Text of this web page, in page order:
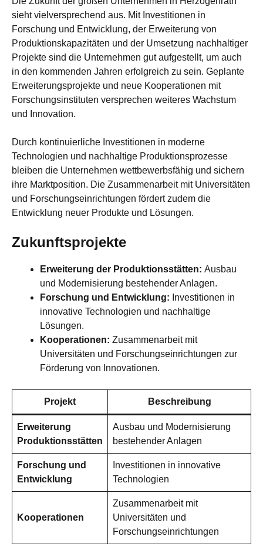
sieht vielversprechend aus. Mit Investitionen in
Forschung und Entwicklung, der Erweiterung von
Produktionskapazitäten und der Umsetzung nachhaltiger
Projekte sind die Unternehmen gut aufgestellt, um auch
in den kommenden Jahren erfolgreich zu sein. Geplante
Erweiterungsprojekte und neue Kooperationen mit
Forschungsinstituten versprechen weiteres Wachstum
und Innovation.
Durch kontinuierliche Investitionen in moderne
Technologien und nachhaltige Produktionsprozesse
bleiben die Unternehmen wettbewerbsfähig und sichern
ihre Marktposition. Die Zusammenarbeit mit Universitäten
und Forschungseinrichtungen fördert zudem die
Entwicklung neuer Produkte und Lösungen.
Zukunftsprojekte
Erweiterung der Produktionsstätten: Ausbau
und Modernisierung bestehender Anlagen.
Forschung und Entwicklung: Investitionen in
innovative Technologien und nachhaltige
Lösungen.
Kooperationen: Zusammenarbeit mit
Universitäten und Forschungseinrichtungen zur
Förderung von Innovationen.
Projekt Beschreibung
Erweiterung
Produktionsstätten
Ausbau und Modernisierung
bestehender Anlagen
Forschung und
Entwicklung
Investitionen in innovative
Technologien
Kooperationen
Zusammenarbeit mit
Universitäten und
Forschungseinrichtungen